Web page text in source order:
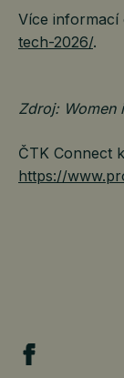
Více informací
tech-2026/.
Zdroj: Women
ČTK Connect
https://